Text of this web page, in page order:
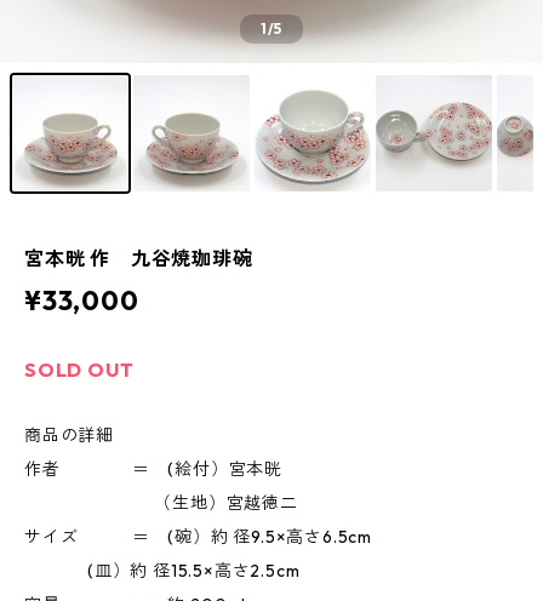
1/5
宮本晄 作 九谷焼珈琲碗
¥33,000
SOLD OUT
商品の詳細
作者 ＝ (絵付）宮本晄
（生地）宮越徳二
サイズ ＝ (碗）約 径9.5×高さ6.5cm
(皿）約 径15.5×高さ2.5cm